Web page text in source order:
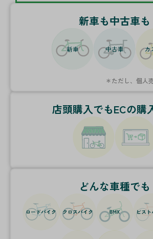
新車も中古車も
＊ただし、個人
店頭購入でもECの購
どんな車種でも